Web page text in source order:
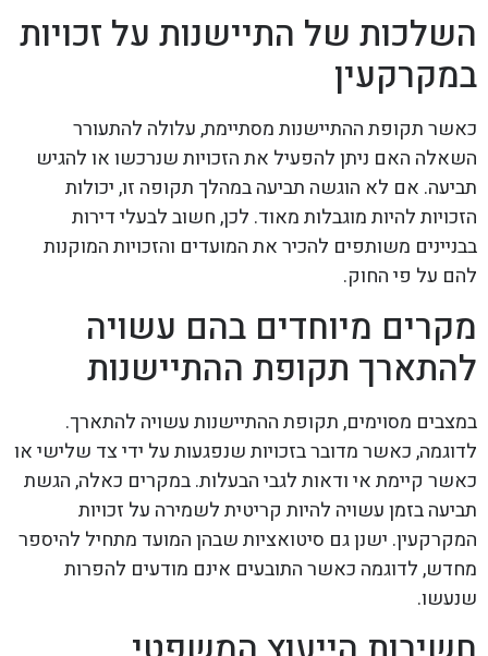
השלכות של התיישנות על זכויות
במקרקעין
כאשר תקופת ההתיישנות מסתיימת, עלולה להתעורר
השאלה האם ניתן להפעיל את הזכויות שנרכשו או להגיש
תביעה. אם לא הוגשה תביעה במהלך תקופה זו, יכולות
הזכויות להיות מוגבלות מאוד. לכן, חשוב לבעלי דירות
בבניינים משותפים להכיר את המועדים והזכויות המוקנות
להם על פי החוק.
מקרים מיוחדים בהם עשויה
להתארך תקופת ההתיישנות
במצבים מסוימים, תקופת ההתיישנות עשויה להתארך.
לדוגמה, כאשר מדובר בזכויות שנפגעות על ידי צד שלישי או
כאשר קיימת אי ודאות לגבי הבעלות. במקרים כאלה, הגשת
תביעה בזמן עשויה להיות קריטית לשמירה על זכויות
המקרקעין. ישנן גם סיטואציות שבהן המועד מתחיל להיספר
מחדש, לדוגמה כאשר התובעים אינם מודעים להפרות
שנעשו.